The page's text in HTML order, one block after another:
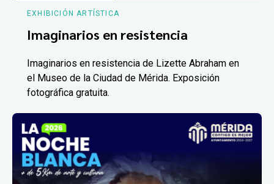
EXHIBICIÓN ARTÍSTICA
Imaginarios en resistencia
Imaginarios en resistencia de Lizette Abraham en
el Museo de la Ciudad de Mérida. Exposición
fotográfica gratuita.